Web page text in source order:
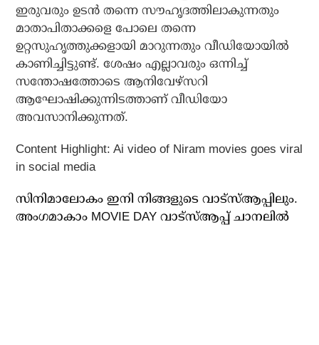
ഇരുവരും ഉടന്‍ തന്നെ സൗഹൃദത്തിലാകുന്നതും
മാതാപിതാക്കളെ പോലെ തന്നെ
ഉറ്റസുഹൃത്തുക്കളായി മാറുന്നതും വീഡിയോയില്‍
കാണിച്ചിട്ടുണ്ട്. ശേഷം എല്ലാവരും ഒന്നിച്ച്
സന്തോഷത്തോടെ ആനിവേഴ്‌സറി
ആഘോഷിക്കുന്നിടത്താണ് വീഡിയോ
അവസാനിക്കുന്നത്.
Content Highlight: Ai video of Niram movies goes viral
in social media
സിനിമാലോകം ഇനി നിങ്ങളുടെ വാട്സ്ആപ്പിലും.
അം​ഗമാകാം MOVIE DAY വാട്സ്ആപ്പ് ചാനലിൽ